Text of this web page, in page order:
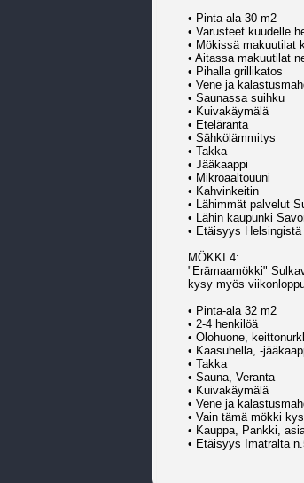
• Pinta-ala 30 m2
• Varusteet kuudelle
• Mökissä makuutilat
• Aitassa makuutilat
• Pihalla grillikatos
• Vene ja
• Saunassa suihku
• Kuivakäymälä
• Eteläranta
• Sähkölämmitys
• Takka
• Jääkaappi
• Mikroaaltouuni
• Kahvinkeitin
• Lähimmät palvelut
• Lähin kaupunki
• Etäisyys
MÖKKI 4:
"Erämaamökki"
kysy myös
• Pinta-ala 32 m2
• 2-4 henkilöä
• Olohuone,
• Kaasuhella, -
• Takka
• Sauna, Veranta
• Kuivakäymälä
• Vene ja
• Vain tämä mökki
• Kauppa, Pankki,
• Etäisyys Imatralta